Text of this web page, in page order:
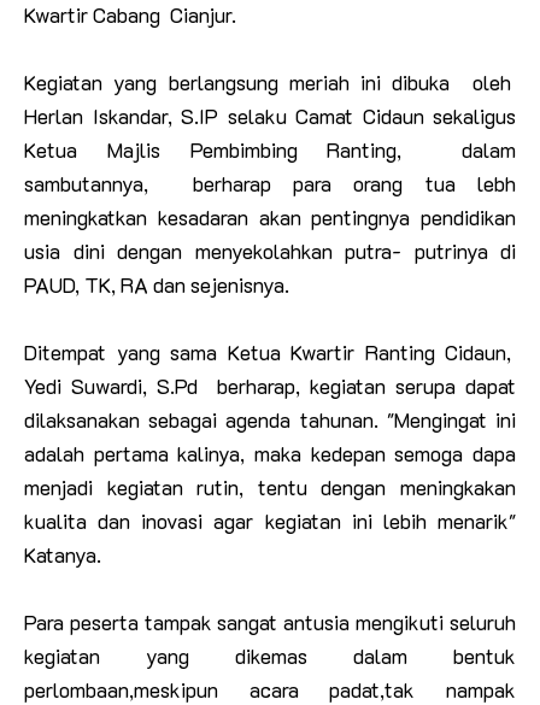
Kwartir Cabang Cianjur.
Kegiatan yang berlangsung meriah ini dibuka oleh
Herlan Iskandar, S.IP selaku Camat Cidaun sekaligus
Ketua Majlis Pembimbing Ranting, dalam
sambutannya, berharap para orang tua lebh
meningkatkan kesadaran akan pentingnya pendidikan
usia dini dengan menyekolahkan putra- putrinya di
PAUD, TK, RA dan sejenisnya.
Ditempat yang sama Ketua Kwartir Ranting Cidaun,
Yedi Suwardi, S.Pd berharap, kegiatan serupa dapat
dilaksanakan sebagai agenda tahunan. "Mengingat ini
adalah pertama kalinya, maka kedepan semoga dapa
menjadi kegiatan rutin, tentu dengan meningkakan
kualita dan inovasi agar kegiatan ini lebih menarik"
Katanya.
Para peserta tampak sangat antusia mengikuti seluruh
kegiatan yang dikemas dalam bentuk
perlombaan,meskipun acara padat,tak nampak